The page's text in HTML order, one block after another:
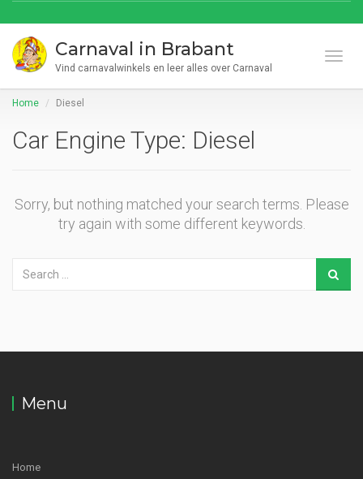
Carnaval in Brabant
Vind carnavalwinkels en leer alles over Carnaval
Home Diesel
Car Engine Type: Diesel
Sorry, but nothing matched your search terms. Please
try again with some different keywords.
Menu
Home